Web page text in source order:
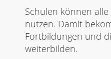
Schulen können
nutzen. Damit
Fortbildungen und
weiterbilden.